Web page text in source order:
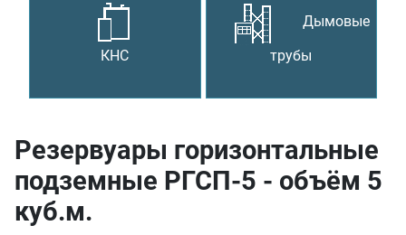
КНС
Дымовые
трубы
Резервуары горизонтальные
подземные РГСП-5 - объём 5
куб.м.